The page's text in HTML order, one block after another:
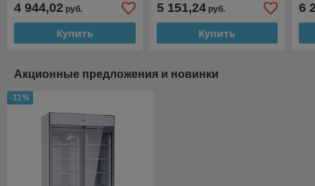
4 944,02 руб.
Купить
5 151,24руб.
Купить
6
Акционные предложения и новинки
-11%